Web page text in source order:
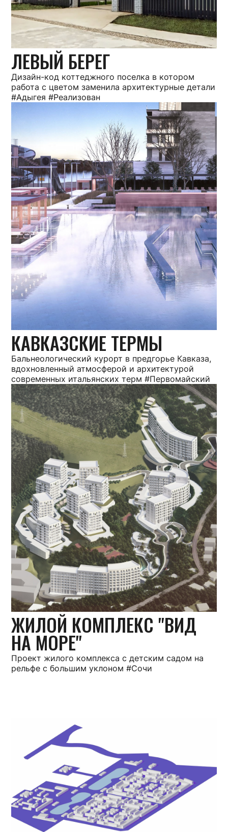
ЛЕВЫЙ БЕРЕГ
Дизайн-код коттеджного поселка в котором
работа с цветом заменила архитектурные детали
#Адыгея #Реализован
КАВКАЗСКИЕ ТЕРМЫ
Бальнеологический курорт в предгорье Кавказа,
вдохновленный атмосферой и архитектурой
современных итальянских терм #Первомайский
ЖИЛОЙ КОМПЛЕКС "ВИД
НА МОРЕ"
Проект жилого комплекса с детским садом на
рельфе с большим уклоном #Сочи